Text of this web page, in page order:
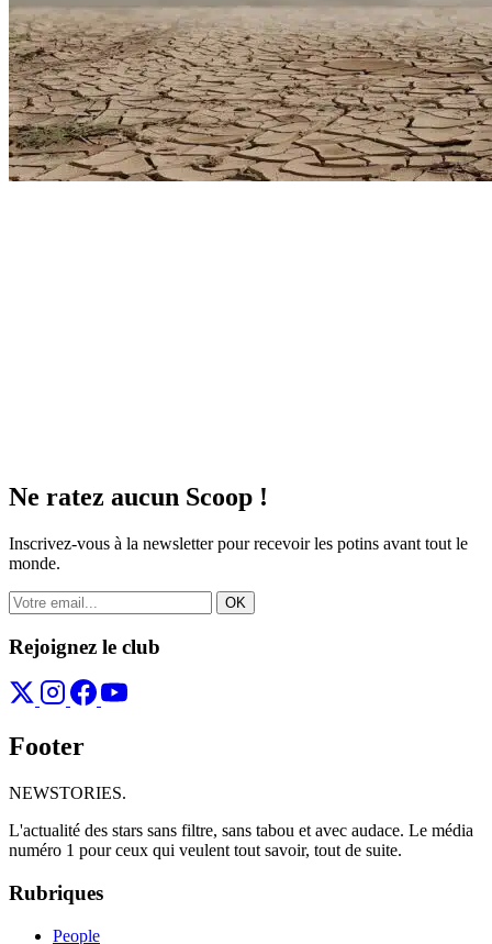
Ne ratez aucun Scoop !
Inscrivez-vous à la newsletter pour recevoir les potins avant tout le
monde.
OK
Rejoignez le club
Footer
NEWSTORIES.
L'actualité des stars sans filtre, sans tabou et avec audace. Le média
numéro 1 pour ceux qui veulent tout savoir, tout de suite.
Rubriques
People